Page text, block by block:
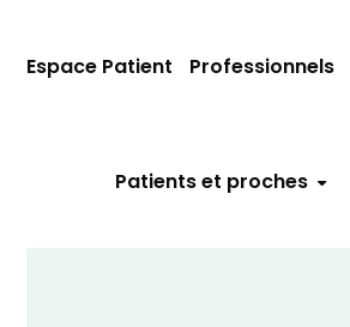
Patients et proches
Espace Patient Professionnels